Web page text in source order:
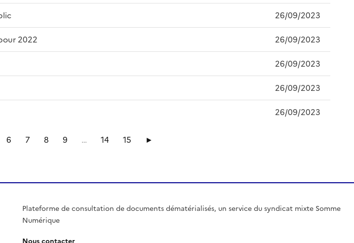
26/09/2023
2022 26/09/2023
26/09/2023
26/09/2023
26/09/2023
6 7 8 9 … 14 15 ►
Plateforme de consultation de documents dématérialisés, un service du syndicat mixte Somme
Numérique